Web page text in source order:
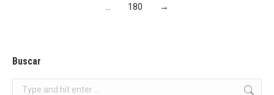
…
180 →
Buscar
Search: